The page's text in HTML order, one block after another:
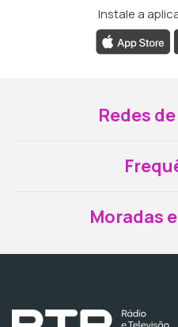
Instale a
Redes
Moradas